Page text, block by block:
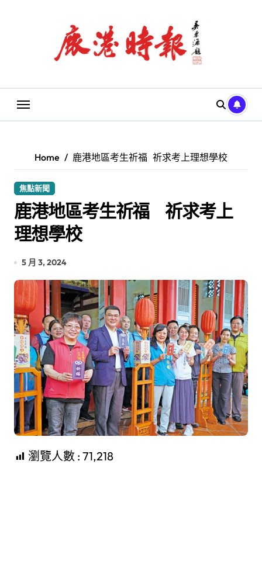
Home 鹿港地區考生祈福 祈求考上理想學校
焦點新聞
鹿港地區考生祈福 祈求考上
理想學校
5 月 3, 2024
瀏覽人數 : 71,218